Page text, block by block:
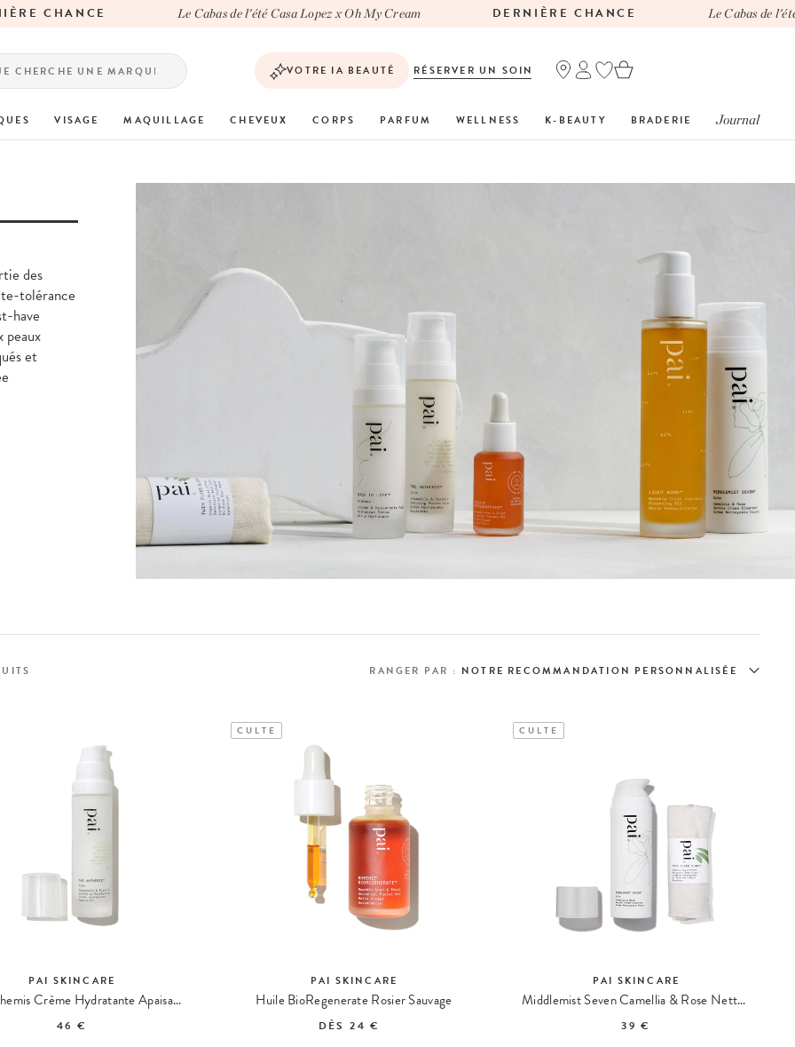
CHANCE Le Cabas de l'été Casa Lopez x Oh My Cream DERNIÈRE CHANCE Le Cabas de l'été
VOTRE IA BEAUTÉ RÉSERVER UN SOIN
VISAGE MAQUILLAGE CHEVEUX CORPS PARFUM WELLNESS K-BEAUTY BRADERIE Journal
des
tolérance
have
peaux
et
RANGER PAR :
PAI SKINCARE
The Anthemis Crème Hydratante Apaisante
46 €
CULTE
PAI SKINCARE
Huile BioRegenerate Rosier Sauvage
DÈS24 €
CULTE
PAI SKINCARE
Middlemist Seven Camellia & Rose Nettoyant Doux
39 €